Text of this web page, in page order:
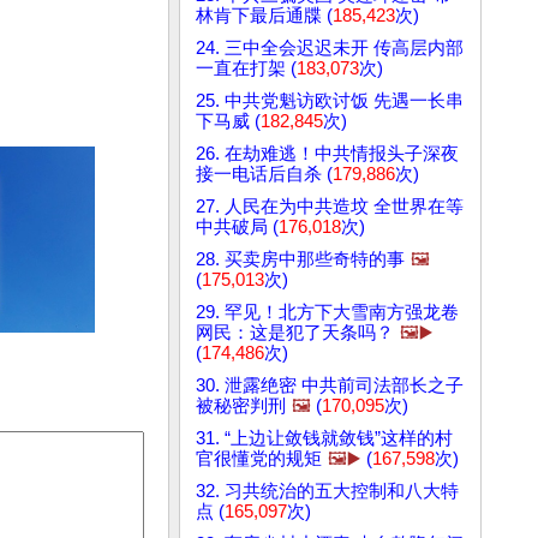
林肯下最后通牒 (185,423次)
24. 三中全会迟迟未开 传高层内部
一直在打架 (183,073次)
25. 中共党魁访欧讨饭 先遇一长串
下马威 (182,845次)
26. 在劫难逃！中共情报头子深夜
接一电话后自杀 (179,886次)
27. 人民在为中共造坟 全世界在等
中共破局 (176,018次)
28. 买卖房中那些奇特的事 🖼️
(175,013次)
29. 罕见！北方下大雪南方强龙卷
网民：这是犯了天条吗？ 🖼️▶️
(174,486次)
30. 泄露绝密 中共前司法部长之子
被秘密判刑 🖼️ (170,095次)
31. “上边让敛钱就敛钱”这样的村
官很懂党的规矩 🖼️▶️ (167,598次)
32. 习共统治的五大控制和八大特
点 (165,097次)